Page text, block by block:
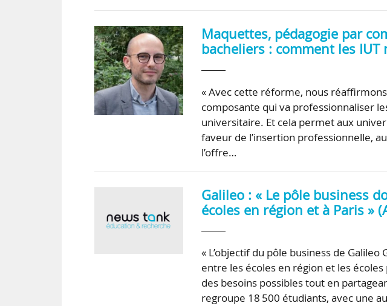
Maquettes, pédagogie par
bacheliers : comment les
« Avec cette réforme, nous
composante qui va professionnaliser
universitaire. Et cela permet aux
faveur de l’insertion professionnelle,
l’offre…
Galileo : « Le pôle business
écoles en région et à Paris »
« L’objectif du pôle business de
entre les écoles en région et les
des besoins possibles tout en
regroupe 18 500 étudiants, avec une